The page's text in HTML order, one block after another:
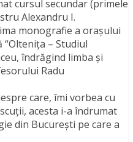
cursul secundar (primele
Alexandru I.
monografie a oraşului
– Studiul
îndrăgind limba şi
Radu
care, îmi vorbea cu
acesta i-a îndrumat
din Bucureşti pe care a